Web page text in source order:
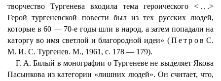
творчество Тургенева входила тема героического < ...>
Герой тургеневской повести был из тех русских людей,
которые в 60 — 70-е годы шли в народ, а затем попадали на
каторгу во имя светлой и благородной идеи» ( Петров С.
М. И. С. Тургенев. М., 1961, с. 178 — 179).
Г. А. Бялый в монографии о Тургеневе не выделяет Якова
Пасынкова из категории «лишних людей». Он считает, что,